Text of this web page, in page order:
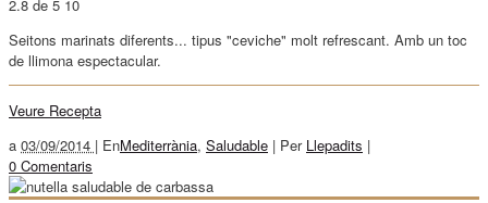
2.8 de 5 10
Seitons marinats diferents... tipus "ceviche" molt refrescant. Amb un toc
de llimona espectacular.
Veure Recepta
a 03/09/2014 | EnMediterrània, Saludable | Per Llepadits |
0 Comentaris